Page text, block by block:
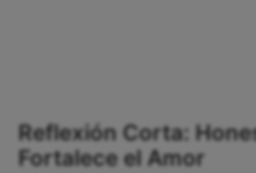
Reflexión Corta:
Fortalece el Amor